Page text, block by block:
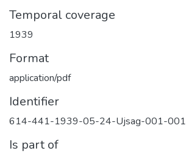
Temporal coverage
1939
Format
application/pdf
Identifier
614-441-1939-05-24-Ujsag-001-
Is part of